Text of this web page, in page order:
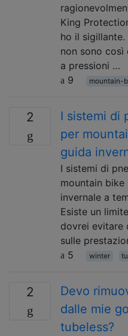
King
ho il
non sono così
a pressioni …
9
mountain-
2
I sistemi di
per
guida
I sistemi di
mountain
invernale a
Esiste un
dovrei evitare
sulle
5
winter
2
Devo
dalle mie
tubeless?